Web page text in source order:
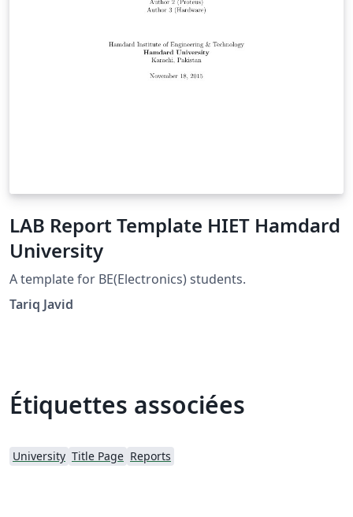
LAB Report Template HIET Hamdard
University
A template for BE(Electronics) students.
Tariq Javid
Étiquettes associées
University Title Page Reports